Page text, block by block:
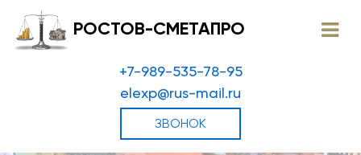
РОСТОВ-СМЕТАПРО
+7-989-535-78-95
elexp@rus-mail.ru
ЗВОНОК